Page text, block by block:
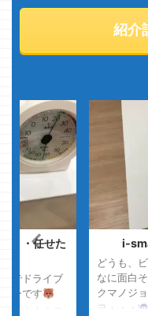
紹介
・・任せた
でドライブ
ーです
す・・・っ
i-
どうも、
なに面白
クマノジ
ヨ・・・